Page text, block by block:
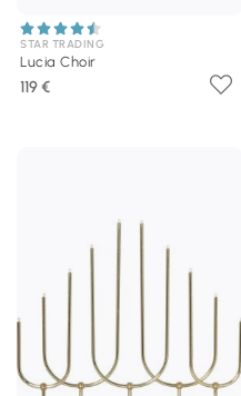
STAR TRADING
Lucia Choir
119 €